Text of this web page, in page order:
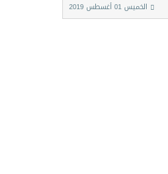
الخميس 01 أغسطس 2019